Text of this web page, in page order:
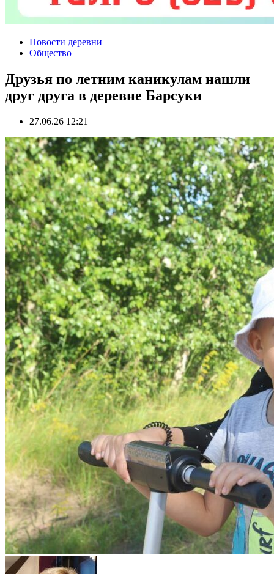
Новости деревни
Общество
Друзья по летним каникулам нашли
друг друга в деревне Барсуки
27.06.26 12:21